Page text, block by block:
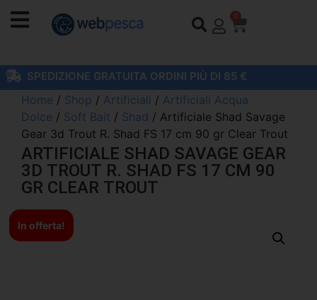
0
SPEDIZIONE GRATUITA ORDINI PIÙ DI 85 €
Home / Shop / Artificiali / Artificiali Acqua
Dolce / Soft Bait / Shad / Artificiale Shad Savage
Gear 3d Trout R. Shad FS 17 cm 90 gr Clear Trout
ARTIFICIALE SHAD SAVAGE GEAR
3D TROUT R. SHAD FS 17 CM 90
GR CLEAR TROUT
In offerta!